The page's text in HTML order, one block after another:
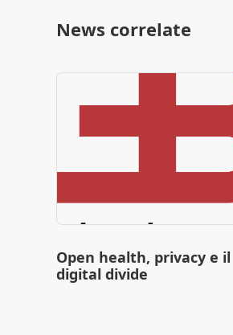
News correlate
Open health, privacy e il
digital divide